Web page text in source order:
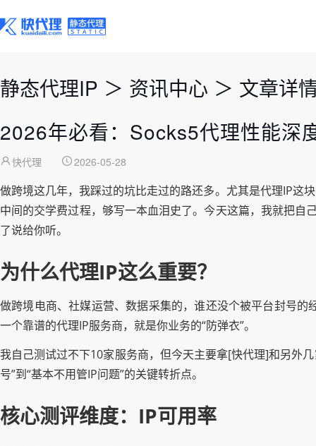
静态代理IP ＞ 资讯中心 ＞ 文章详
2026年必看：Socks5代理性能深
快代理 2026-05-28
做跨境这几年，我踩过的坑比走过的路还多。尤其是代理IP这
中间的交学费过程，够写一本血泪史了。今天这篇，我就把自
了说给你听。
为什么代理IP这么重要？
做跨境电商、社媒运营、数据采集的，谁还没个被平台封号
一个靠谱的代理IP服务商，就是你业务的“防弹衣”。
我自己测试过不下10家服务商，但今天主要拿[快代理]和另外
号”到“基本不用管IP问题”的关键转折点。
核心测评维度：IP可用率